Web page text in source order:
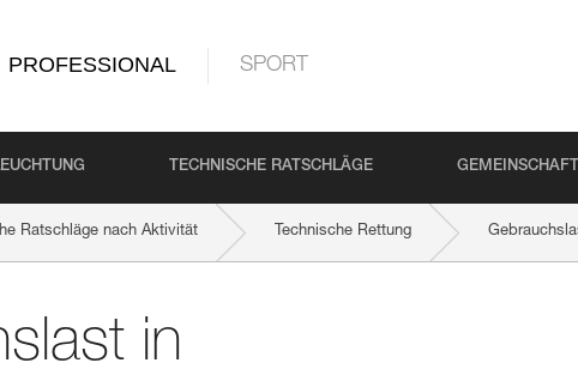
PROFESSIONAL SPORT
TECHNISCHE RATSCHLÄGE GEMEINSCHAFT
Ratschläge nach Aktivität Technische Rettung
in